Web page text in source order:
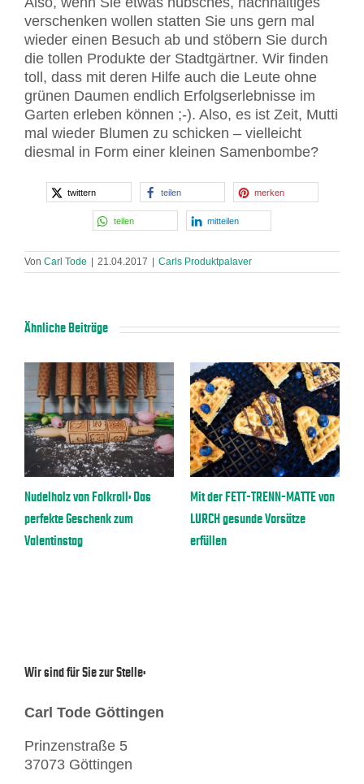
verschenken wollen statten Sie uns gern mal
wieder einen Besuch ab und stöbern Sie durch
die tollen Produkte der Stadtgärtner. Wir finden
toll, dass mit deren Hilfe auch die Leute ohne
grünen Daumen endlich Erfolgserlebnisse im
Garten erleben können ;-). Also, es ist Zeit, Mutti
mal wieder Blumen zu schicken – vielleicht
diesmal in Form einer kleinen Samenbombe?
twittern teilen merken
teilen mitteilen
Von Carl Tode 21.04.2017 Carls Produktpalaver
Ähnliche Beiträge
Nudelholz von Folkroll: Das
perfekte Geschenk zum
Valentinstag
Mit der FETT-TRENN-MATTE von
LURCH gesunde Vorsätze
erfüllen
Wir sind für Sie zur Stelle:
Carl Tode Göttingen
Prinzenstraße 5
37073 Göttingen